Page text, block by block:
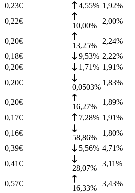
0,23€ 4,55% 1,92%
0,22€
10,00%
2,00%
0,20€
13,25%
2,24%
0,18€ 9,53% 2,22%
0,20€ 1,71% 1,91%
0,20€
0,0503%
1,83%
0,20€
16,27%
1,89%
0,17€ 7,28% 1,91%
0,16€
58,86%
1,80%
0,39€ 5,56% 4,71%
0,41€
28,07%
3,11%
0,57€
16,33%
3,43%